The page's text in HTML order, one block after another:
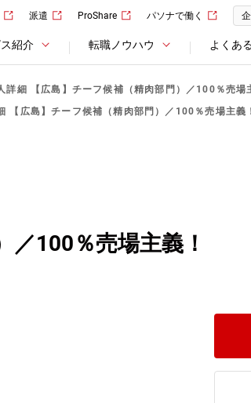
派遣 ProShare パソナで働く
紹介 転職ノウハウ よくあ
詳細 【広島】チーフ候補（精肉部門）／100％売場
【広島】チーフ候補（精肉部門）／100％売場主義！
／100％売場主義！